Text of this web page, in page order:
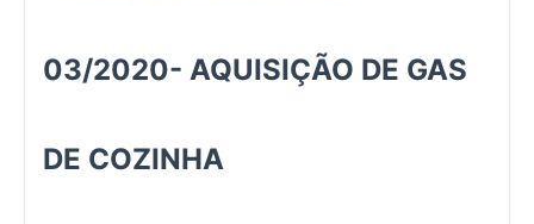
03/2020- AQUISIÇÃO DE GAS
DE COZINHA